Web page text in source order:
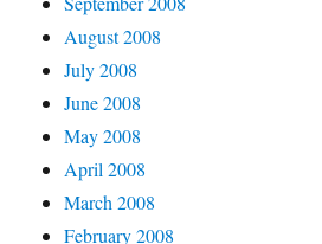
August 2008
July 2008
June 2008
May 2008
April 2008
March 2008
February 2008